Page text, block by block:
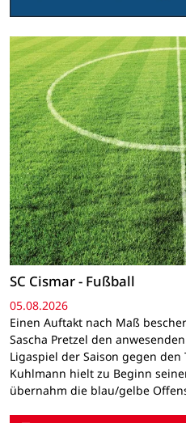
SC Cismar - Fußball
05.08.2026
Einen Auftakt nach Maß
Sascha Pretzel den
Ligaspiel der Saison gegen den
Kuhlmann hielt zu Beginn
übernahm die blau/gelbe